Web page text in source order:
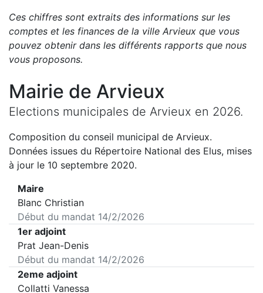
Ces chiffres sont extraits des informations sur les
comptes et les finances de la ville Arvieux que vous
pouvez obtenir dans les différents rapports que nous
vous proposons.
Mairie de Arvieux
Elections municipales de Arvieux en 2026.
Composition du conseil municipal de Arvieux.
Données issues du Répertoire National des Elus, mises
à jour le 10 septembre 2020.
Maire
Blanc Christian
Début du mandat 14/2/2026
1er adjoint
Prat Jean-Denis
Début du mandat 14/2/2026
2eme adjoint
Collatti Vanessa